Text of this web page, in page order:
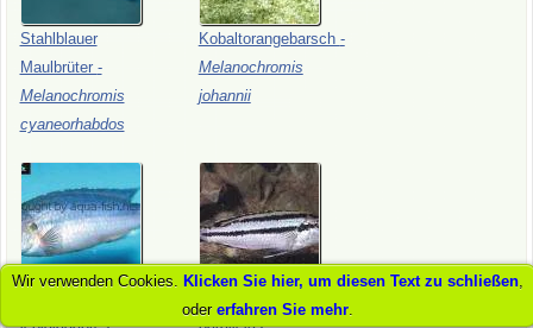
Stahlblauer
Maulbrüter -
Melanochromis
cyaneorhabdos
Kobaltorangebarsch -
Melanochromis
johannii
Wir verwenden Cookies. Klicken Sie hier, um diesen Text zu schließen
oder erfahren Sie mehr